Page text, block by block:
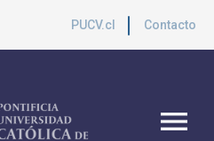
PUCV.cl Contacto
menu